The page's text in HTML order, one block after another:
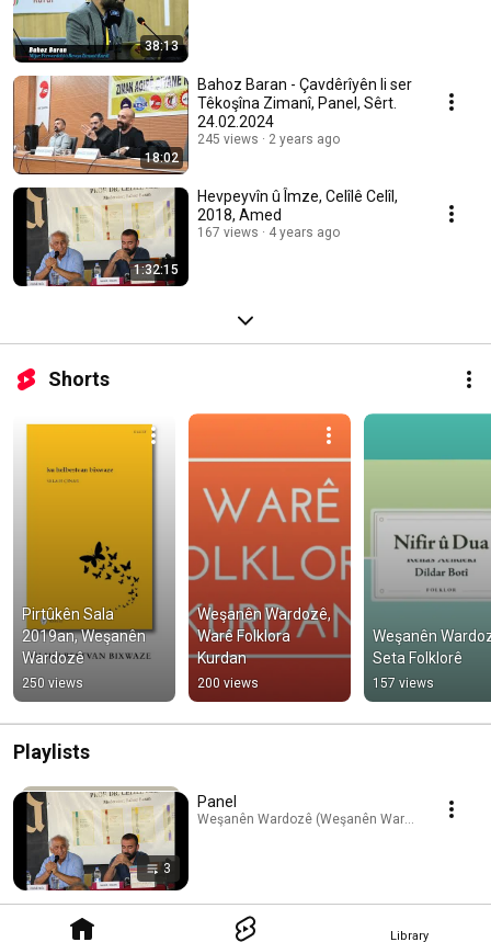
Library
38:13
18:02
Bahoz Baran - Çavdêrîyên li ser
Têkoşîna Zimanî, Panel, Sêrt.
24.02.2024
245 views 2 years ago
1:32:15
Hevpeyvîn û Îmze, Celîlê Celîl,
2018, Amed
167 views 4 years ago
Shorts
Pirtûkên Sala
2019an, Weşanên
Wardozê
250 views
Weşanên Wardozê,
Warê Folklora
Kurdan
200 views
Weşanên
Seta Folklorê
157 views
Playlists
3
Panel
Weşanên Wardozê (Weşanên Wardozê) ·